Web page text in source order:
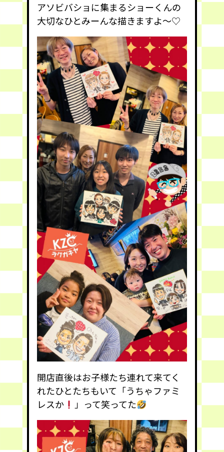
アソビバショに集まるショーくんの
大切なひとみーんな描きますよ〜♡
開店直後はお子様たち連れて来てく
れたひとたちもいて「うちゃファミ
レスか
」って笑ってた